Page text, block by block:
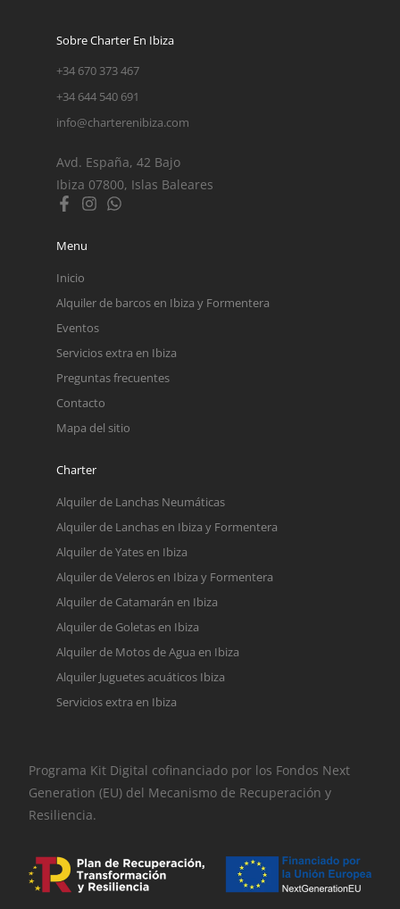
Sobre Charter En Ibiza
+34 670 373 467
+34 644 540 691
info@charterenibiza.com
Avd. España, 42 Bajo
Ibiza 07800, Islas Baleares
Menu
Inicio
Alquiler de barcos en Ibiza y Formentera
Eventos
Servicios extra en Ibiza
Preguntas frecuentes
Contacto
Mapa del sitio
Charter
Alquiler de Lanchas Neumáticas
Alquiler de Lanchas en Ibiza y Formentera
Alquiler de Yates en Ibiza
Alquiler de Veleros en Ibiza y Formentera
Alquiler de Catamarán en Ibiza
Alquiler de Goletas en Ibiza
Alquiler de Motos de Agua en Ibiza
Alquiler Juguetes acuáticos Ibiza
Servicios extra en Ibiza
Programa Kit Digital cofinanciado por los Fondos Next
Generation (EU) del Mecanismo de Recuperación y
Resiliencia.